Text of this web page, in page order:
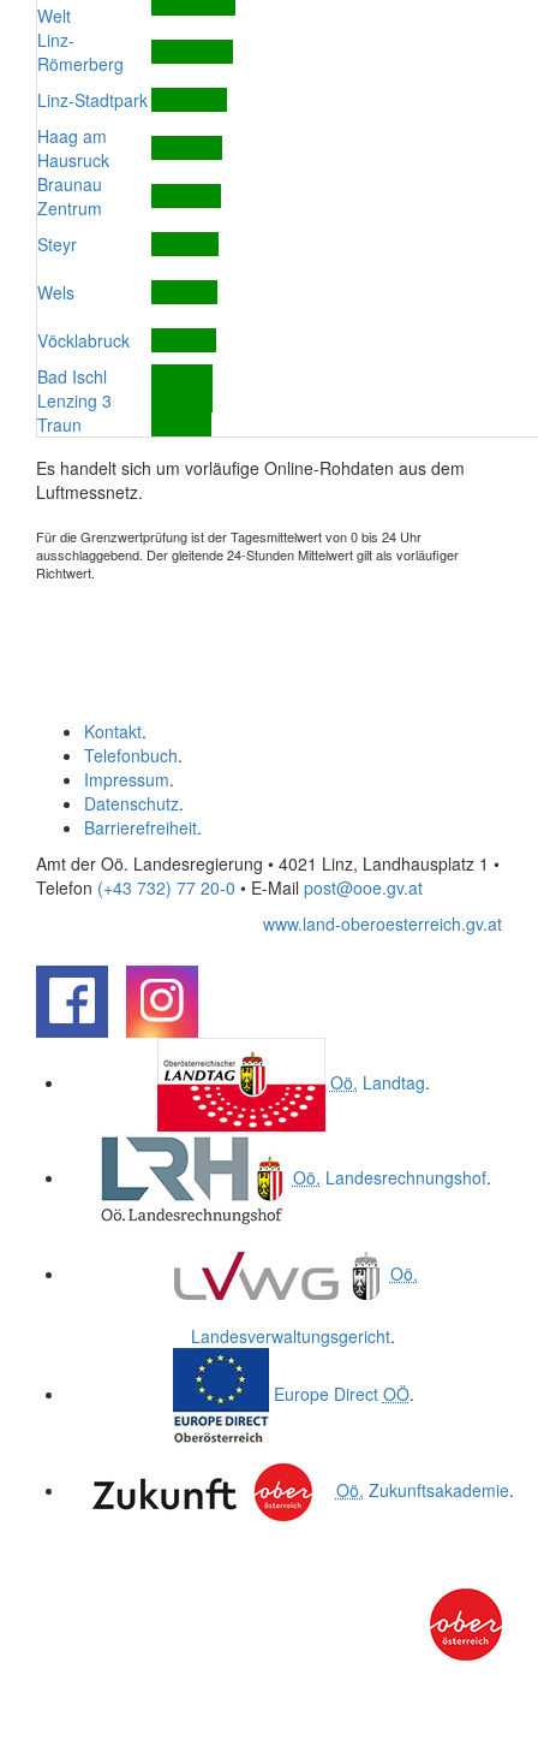
Welt
Linz-
Römerberg
Linz-Stadtpark
Haag am
Hausruck
Braunau
Zentrum
Steyr
Wels
Vöcklabruck
Bad Ischl
Lenzing 3
Traun
Es handelt sich um vorläufige Online-Rohdaten aus dem
Luftmessnetz.
Für die Grenzwertprüfung ist der Tagesmittelwert von 0 bis 24 Uhr
ausschlaggebend. Der gleitende 24-Stunden Mittelwert gilt als vorläufiger
Richtwert.
Kontakt.
Telefonbuch.
Impressum.
Datenschutz.
Barrierefreiheit.
Amt der Oö. Landesregierung • 4021 Linz, Landhausplatz 1 •
Telefon (+43 732) 77 20-0 • E-Mail post@ooe.gv.at
www.land-oberoesterreich.gv.at
Oö. Landtag.
Oö. Landesrechnungshof.
Oö.
Landesverwaltungsgericht.
Europe Direct OÖ.
Oö. Zukunftsakademie.